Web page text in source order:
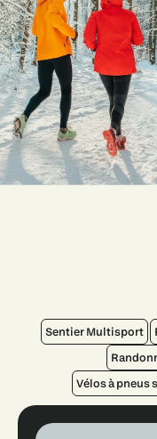
Sentier Multisport
Vélos à pneus